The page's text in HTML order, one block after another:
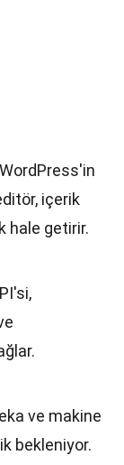
içerik
hale getirir.
ve makine
bekleniyor.